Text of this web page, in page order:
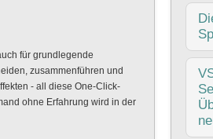
für grundlegende
zusammenführen und
- all diese One-Click-
ohne Erfahrung wird in der
an